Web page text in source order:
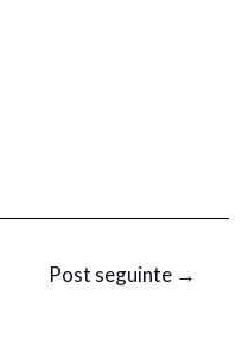
Post seguinte →